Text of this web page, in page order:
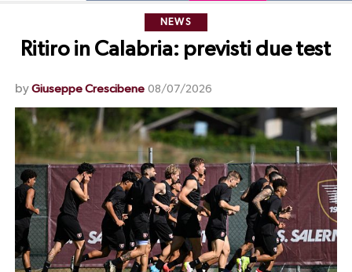
NEWS
Ritiro in Calabria: previsti due test
by Giuseppe Crescibene 08/07/2026